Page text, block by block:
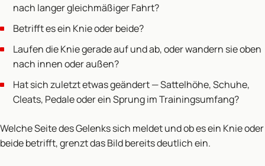
nach langer gleichmäßiger Fahrt?
Betrifft es ein Knie oder beide?
Laufen die Knie gerade auf und ab, oder wandern sie oben
nach innen oder außen?
Hat sich zuletzt etwas geändert — Sattelhöhe, Schuhe,
Cleats, Pedale oder ein Sprung im Trainingsumfang?
Welche Seite des Gelenks sich meldet und ob es ein Knie oder
beide betrifft, grenzt das Bild bereits deutlich ein.